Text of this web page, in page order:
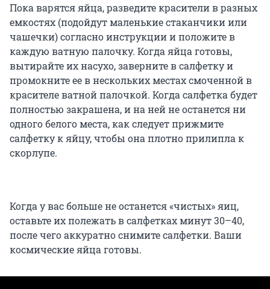
Пока варятся яйца, разведите красители в разных
емкостях (подойдут маленькие стаканчики или
чашечки) согласно инструкции и положите в
каждую ватную палочку. Когда яйца готовы,
вытирайте их насухо, заверните в салфетку и
промокните ее в нескольких местах смоченной в
красителе ватной палочкой. Когда салфетка будет
полностью закрашена, и на ней не останется ни
одного белого места, как следует прижмите
салфетку к яйцу, чтобы она плотно прилипла к
скорлупе.
Когда у вас больше не останется «чистых» яиц,
оставьте их полежать в салфетках минут 30–40,
после чего аккуратно снимите салфетки. Ваши
космические яйца готовы.